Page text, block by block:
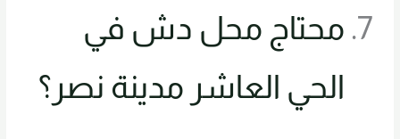
محتاج محل دش في
الحي العاشر مدينة نصر؟